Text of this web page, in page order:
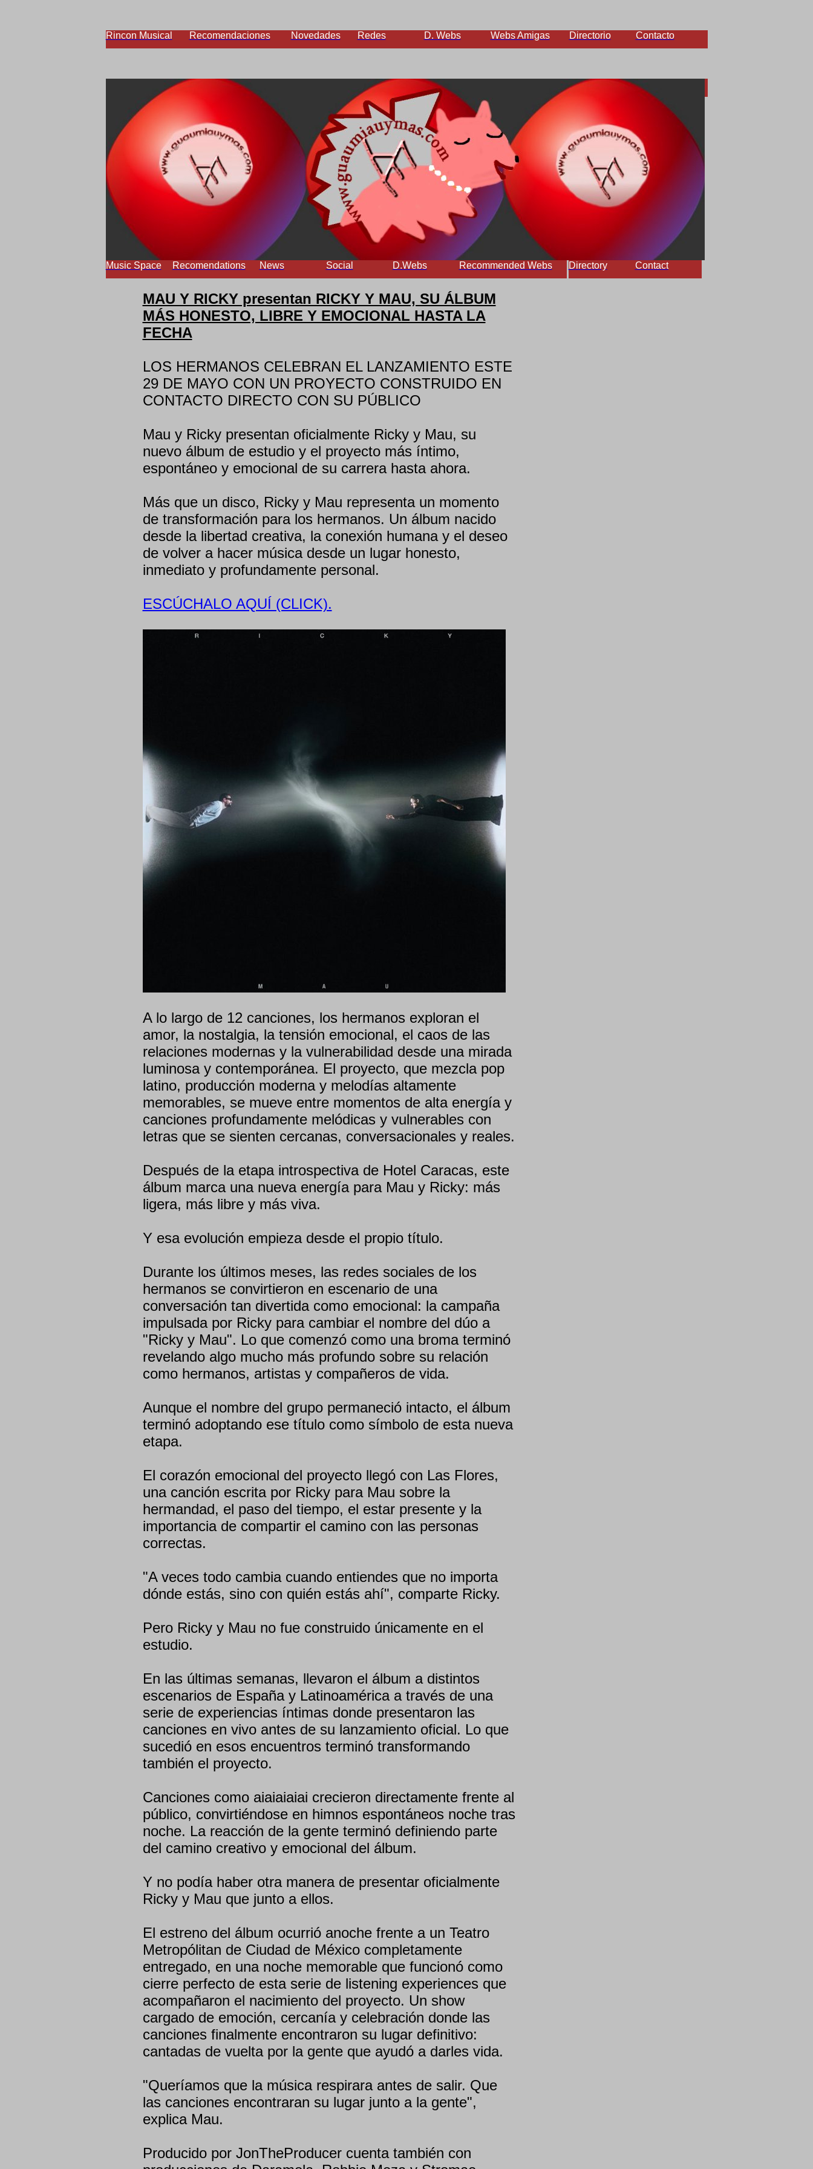
Rincon Musical Recomendaciones Novedades Redes D. Webs Webs Amigas Directorio Contacto
Music Space Recomendations News Social D.Webs Recommended Webs Directory Contact
MAU Y RICKY presentan RICKY Y MAU, SU ÁLBUM
MÁS HONESTO, LIBRE Y EMOCIONAL HASTA LA
FECHA​
LOS HERMANOS CELEBRAN EL LANZAMIENTO ESTE
29 DE MAYO CON UN PROYECTO CONSTRUIDO EN
CONTACTO DIRECTO CON SU PÚBLICO
Mau y Ricky presentan oficialmente Ricky y Mau, su
nuevo álbum de estudio y el proyecto más íntimo,
espontáneo y emocional de su carrera hasta ahora.
Más que un disco, Ricky y Mau representa un momento
de transformación para los hermanos. Un álbum nacido
desde la libertad creativa, la conexión humana y el deseo
de volver a hacer música desde un lugar honesto,
inmediato y profundamente personal.
ESCÚCHALO AQUÍ (CLICK).
A lo largo de 12 canciones, los hermanos exploran el
amor, la nostalgia, la tensión emocional, el caos de las
relaciones modernas y la vulnerabilidad desde una mirada
luminosa y contemporánea. El proyecto, que mezcla pop
latino, producción moderna y melodías altamente
memorables, se mueve entre momentos de alta energía y
canciones profundamente melódicas y vulnerables con
letras que se sienten cercanas, conversacionales y reales.
Después de la etapa introspectiva de Hotel Caracas, este
álbum marca una nueva energía para Mau y Ricky: más
ligera, más libre y más viva.
Y esa evolución empieza desde el propio título.
Durante los últimos meses, las redes sociales de los
hermanos se convirtieron en escenario de una
conversación tan divertida como emocional: la campaña
impulsada por Ricky para cambiar el nombre del dúo a
"Ricky y Mau". Lo que comenzó como una broma terminó
revelando algo mucho más profundo sobre su relación
como hermanos, artistas y compañeros de vida.
Aunque el nombre del grupo permaneció intacto, el álbum
terminó adoptando ese título como símbolo de esta nueva
etapa.
El corazón emocional del proyecto llegó con Las Flores,
una canción escrita por Ricky para Mau sobre la
hermandad, el paso del tiempo, el estar presente y la
importancia de compartir el camino con las personas
correctas.
"A veces todo cambia cuando entiendes que no importa
dónde estás, sino con quién estás ahí", comparte Ricky.
Pero Ricky y Mau no fue construido únicamente en el
estudio.
En las últimas semanas, llevaron el álbum a distintos
escenarios de España y Latinoamérica a través de una
serie de experiencias íntimas donde presentaron las
canciones en vivo antes de su lanzamiento oficial. Lo que
sucedió en esos encuentros terminó transformando
también el proyecto.
Canciones como aiaiaiaiai crecieron directamente frente al
público, convirtiéndose en himnos espontáneos noche tras
noche. La reacción de la gente terminó definiendo parte
del camino creativo y emocional del álbum.
Y no podía haber otra manera de presentar oficialmente
Ricky y Mau que junto a ellos.
El estreno del álbum ocurrió anoche frente a un Teatro
Metropólitan de Ciudad de México completamente
entregado, en una noche memorable que funcionó como
cierre perfecto de esta serie de listening experiences que
acompañaron el nacimiento del proyecto. Un show
cargado de emoción, cercanía y celebración donde las
canciones finalmente encontraron su lugar definitivo:
cantadas de vuelta por la gente que ayudó a darles vida.
"Queríamos que la música respirara antes de salir. Que
las canciones encontraran su lugar junto a la gente",
explica Mau.
Producido por JonTheProducer cuenta también con